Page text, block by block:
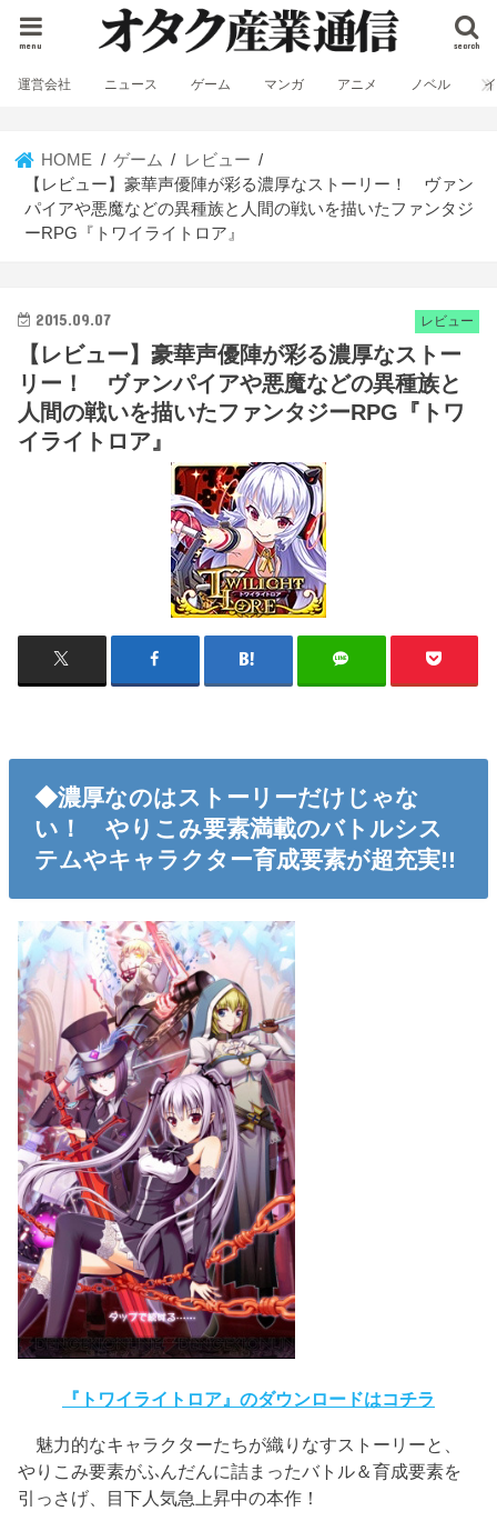
search
menu
運営会社 ニュース ゲーム マンガ アニメ ノベル
HOME ゲーム
レビュー
【レビュー】豪華声優陣が彩る濃厚なストーリー！ ヴァン
パイアや悪魔などの異種族と人間の戦いを描いたファンタジ
ーRPG『トワイライトロア』
レビュー
2015.09.07
【レビュー】豪華声優陣が彩る濃厚なストー
リー！ ヴァンパイアや悪魔などの異種族と
人間の戦いを描いたファンタジーRPG『トワ
イライトロア』
◆濃厚なのはストーリーだけじゃな
い！ やりこみ要素満載のバトルシス
テムやキャラクター育成要素が超充実!!
『トワイライトロア』のダウンロードはコチラ
魅力的なキャラクターたちが織りなすストーリーと、
やりこみ要素がふんだんに詰まったバトル＆育成要素を
引っさげ、目下人気急上昇中の本作！